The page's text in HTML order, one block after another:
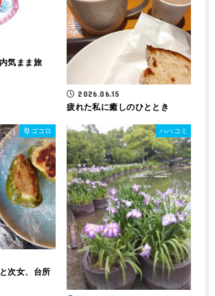
気まま旅
2026.06.15
疲れた私に癒しのひととき
母ゴコロ
次女、台所
ハハコミ